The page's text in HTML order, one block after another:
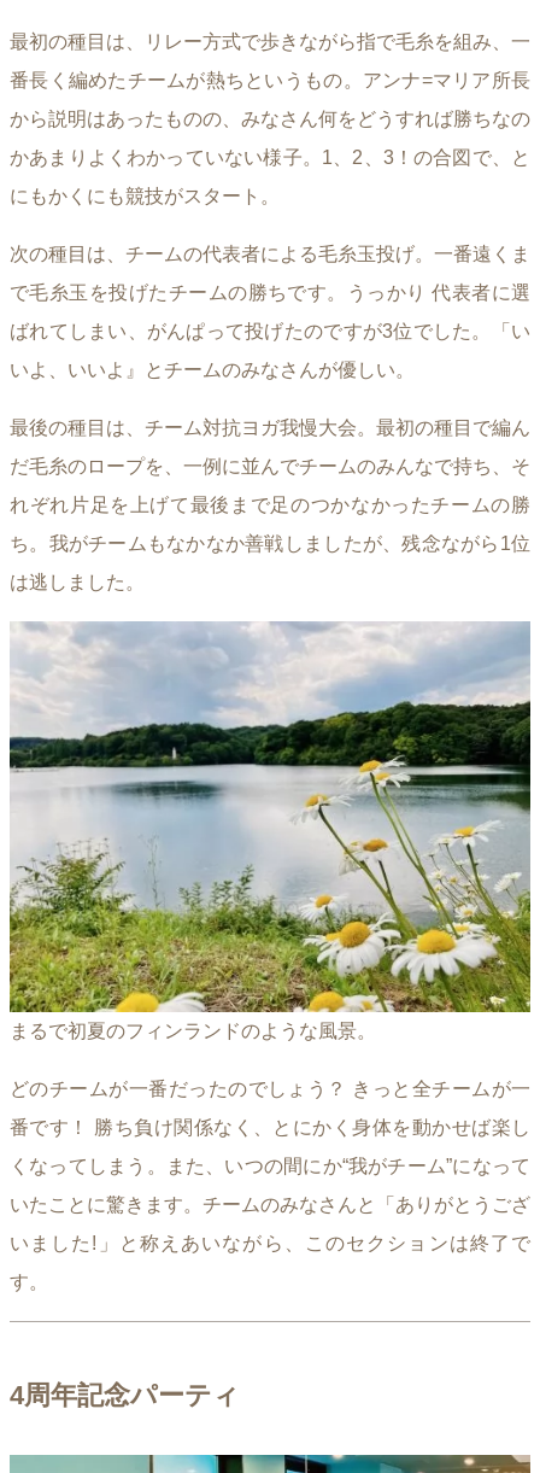
最初の種目は、リレー方式で歩きながら指で毛糸を組み、一
番長く編めたチームが熱ちというもの。アンナ=マリア所長
から説明はあったものの、みなさん何をどうすれば勝ちなの
かあまりよくわかっていない様子。1、2、3！の合図で、と
にもかくにも競技がスタート。
次の種目は、チームの代表者による毛糸玉投げ。一番遠くま
で毛糸玉を投げたチームの勝ちです。うっかり 代表者に選
ばれてしまい、がんぱって投げたのですが3位でした。「い
いよ、いいよ』とチームのみなさんが優しい。
最後の種目は、チーム対抗ヨガ我慢大会。最初の種目で編ん
だ毛糸のロープを、一例に並んでチームのみんなで持ち、そ
れぞれ片足を上げて最後まで足のつかなかったチームの勝
ち。我がチームもなかなか善戦しましたが、残念ながら1位
は逃しました。
まるで初夏のフィンランドのような風景。
どのチームが一番だったのでしょう？ きっと全チームが一
番です！ 勝ち負け関係なく、とにかく身体を動かせば楽し
くなってしまう。また、いつの間にか“我がチーム”になって
いたことに驚きます。チームのみなさんと「ありがとうござ
いました!」と称えあいながら、このセクションは終了で
す。
4周年記念パーティ